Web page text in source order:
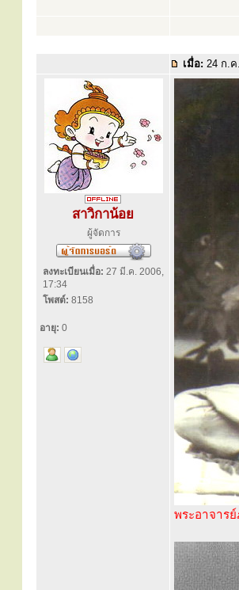
เมื่อ: 24 ก.ค
สาวิกาน้อย
ผู้จัดการ
ลงทะเบียนเมื่อ: 27 มี.ค. 2006,
17:34
โพสต์: 8158
อายุ: 0
พระอาจาร